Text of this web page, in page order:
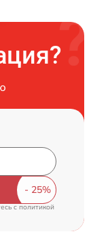
cполитикой